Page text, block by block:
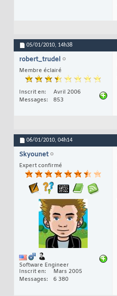
05/01/2010, 14h38
robert_trudel
Membre éclairé
Inscrit en
Avril 2006
Messages
853
06/01/2010, 04h14
Skyounet
Expert confirmé
Software Engineer
Inscrit en
Mars 2005
Messages
6 380